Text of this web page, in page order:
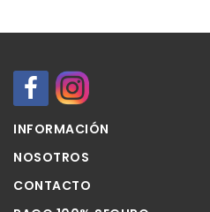
INFORMACIÓN
NOSOTROS
CONTACTO